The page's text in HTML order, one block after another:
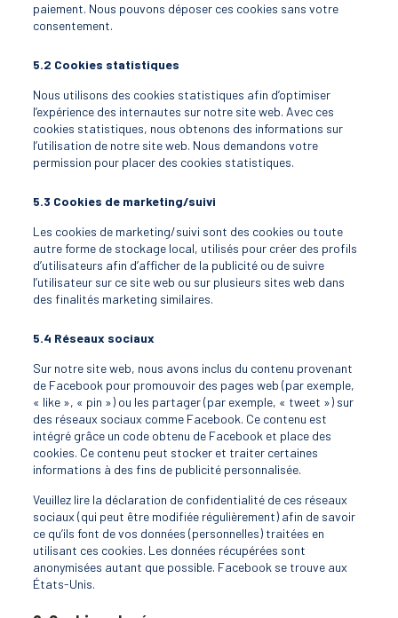
paiement. Nous pouvons déposer ces cookies sans votre
consentement.
5.2 Cookies statistiques
Nous utilisons des cookies statistiques afin d’optimiser
l’expérience des internautes sur notre site web. Avec ces
cookies statistiques, nous obtenons des informations sur
l’utilisation de notre site web. Nous demandons votre
permission pour placer des cookies statistiques.
5.3 Cookies de marketing/suivi
Les cookies de marketing/suivi sont des cookies ou toute
autre forme de stockage local, utilisés pour créer des profils
d’utilisateurs afin d’afficher de la publicité ou de suivre
l’utilisateur sur ce site web ou sur plusieurs sites web dans
des finalités marketing similaires.
5.4 Réseaux sociaux
Sur notre site web, nous avons inclus du contenu provenant
de Facebook pour promouvoir des pages web (par exemple,
« like », « pin ») ou les partager (par exemple, « tweet ») sur
des réseaux sociaux comme Facebook. Ce contenu est
intégré grâce un code obtenu de Facebook et place des
cookies. Ce contenu peut stocker et traiter certaines
informations à des fins de publicité personnalisée.
Veuillez lire la déclaration de confidentialité de ces réseaux
sociaux (qui peut être modifiée régulièrement) afin de savoir
ce qu’ils font de vos données (personnelles) traitées en
utilisant ces cookies. Les données récupérées sont
anonymisées autant que possible. Facebook se trouve aux
États-Unis.